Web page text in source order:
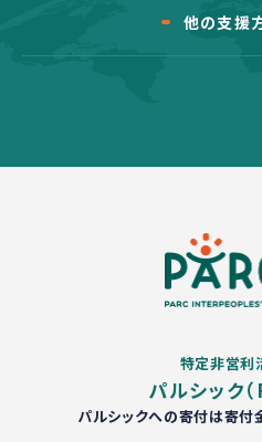
他の支援
特定非営利
パルシック
パルシックへの寄付は寄付